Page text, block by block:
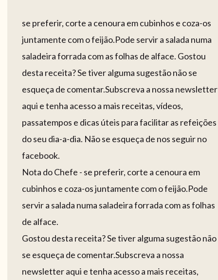
se preferir, corte a cenoura em cubinhos e coza-os
juntamente com o feijão.Pode servir a salada numa
saladeira forrada com as folhas de alface. Gostou
desta receita? Se tiver alguma sugestão não se
esqueça de comentar.Subscreva a nossa newsletter
aqui e tenha acesso a mais receitas, vídeos,
passatempos e dicas úteis para facilitar as refeições
do seu dia-a-dia. Não se esqueça de nos seguir no
facebook.
Nota do Chefe - se preferir, corte a cenoura em
cubinhos e coza-os juntamente com o feijão.Pode
servir a salada numa saladeira forrada com as folhas
de alface.
Gostou desta receita? Se tiver alguma sugestão não
se esqueça de comentar.Subscreva a nossa
newsletter aqui e tenha acesso a mais receitas,